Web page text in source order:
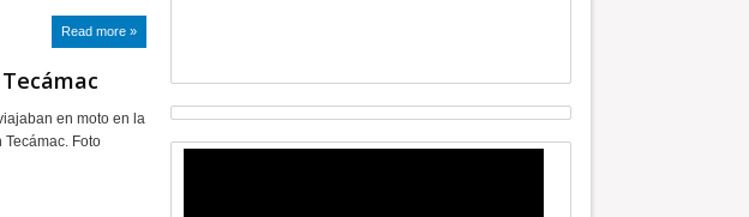
Read more »
en moto en la
Foto